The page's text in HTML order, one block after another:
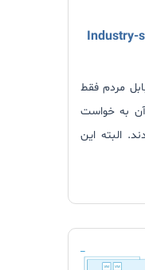
مردم فقط
آن به خواست
البته این
به مترجم